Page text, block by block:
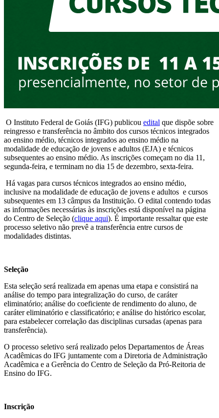
O Instituto Federal de Goiás (IFG) publicou edital que dispõe sobre
reingresso e transferência no âmbito dos cursos técnicos integrados
ao ensino médio, técnicos integrados ao ensino médio na
modalidade de educação de jovens e adultos (EJA) e técnicos
subsequentes ao ensino médio. As inscrições começam no dia 11,
segunda-feira, e terminam no dia 15 de dezembro, sexta-feira.
Há vagas para cursos técnicos integrados ao ensino médio,
inclusive na modalidade de educação de jovens e adultos e cursos
subsequentes em 13 câmpus da Instituição. O edital contendo todas
as informações necessárias às inscrições está disponível na página
do Centro de Seleção (clique aqui). É importante ressaltar que este
processo seletivo não prevê a transferência entre cursos de
modalidades distintas.
Seleção
Esta seleção será realizada em apenas uma etapa e consistirá na
análise do tempo para integralização do curso, de caráter
eliminatório; análise do coeficiente de rendimento do aluno, de
caráter eliminatório e classificatório; e análise do histórico escolar,
para estabelecer correlação das disciplinas cursadas (apenas para
transferência).
O processo seletivo será realizado pelos Departamentos de Áreas
Acadêmicas do IFG juntamente com a Diretoria de Administração
Acadêmica e a Gerência do Centro de Seleção da Pró-Reitoria de
Ensino do IFG.
Inscrição